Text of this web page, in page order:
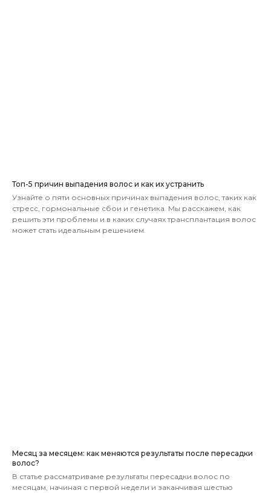
Топ-5 причин выпадения волос и как их устранить
Узнайте о пяти основных причинах выпадения волос, таких как
стресс, гормональные сбои и генетика. Мы расскажем, как
решить эти проблемы и в каких случаях трансплантация волос
может стать идеальным решением.
Месяц за месяцем: как меняются результаты после пересадки
волос?
В статье рассматриваме результаты пересадки волос по
месяцам, начиная с первой недели и заканчивая шестью